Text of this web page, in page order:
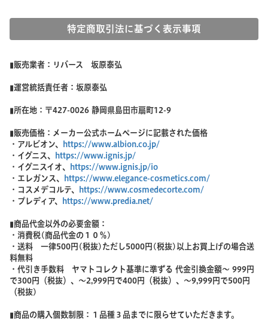
特定商取引法に基づく表示事項
▮販売業者：リバース 坂原泰弘
▮運営統括責任者：坂原泰弘
▮所在地：〒427-0026 静岡県島田市扇町12-9
▮販売価格：メーカー公式ホームページに記載された価格
・アルビオン、
https://www.albion.co.jp/
・イグニス、
https://www.ignis.jp/
・イグニスイオ、
https://www.ignis.jp/io
・エレガンス、
https://www.elegance-cosmetics.com/
・コスメデコルテ、
https://www.cosmedecorte.com/
・プレディア、
https://www.predia.net/
▮商品代金以外の必要金額：
・消費税(商品代金の１０％)
・送料 一律500円(税抜)ただし5000円(税抜)以上お買上げの場合送
料無料
・代引き手数料 ヤマトコレクト基準に準ずる 代金引換金額～ 999円
で300円（税抜）、～2,999円で400円（税抜）、～9,999円で500円
（税抜)
▮商品の購入個数制限：１品種３品までに限らせていただきます。